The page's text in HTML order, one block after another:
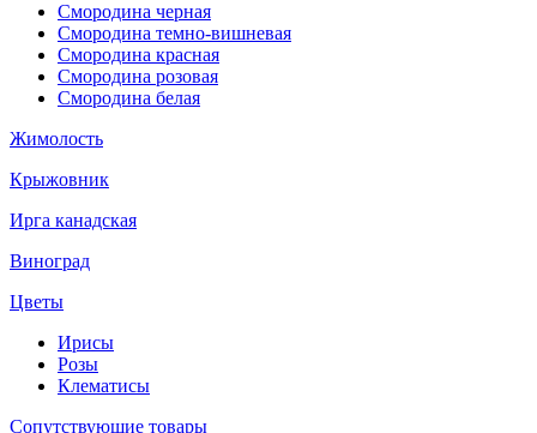
Смородина черная
Смородина темно-вишневая
Смородина красная
Смородина розовая
Смородина белая
Жимолость
Крыжовник
Ирга канадская
Виноград
Цветы
Ирисы
Розы
Клематисы
Сопутствующие товары